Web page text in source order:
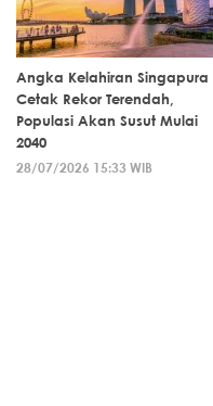
Angka Kelahiran Singapura
Cetak Rekor Terendah,
Populasi Akan Susut Mulai
2040
28/07/2026 15:33 WIB